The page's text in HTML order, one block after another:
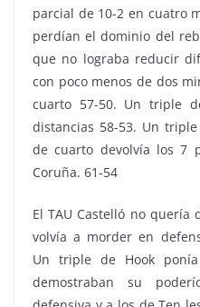
parcial de 10-2 en cuatro
perdían el dominio del
que no lograba reducir
con poco menos de dos
cuarto 57-50. Un triple
distancias 58-53. Un
de cuarto devolvía los 7
Coruña. 61-54
El TAU Castelló no
volvía a morder en
Un triple de Hook
demostraban su